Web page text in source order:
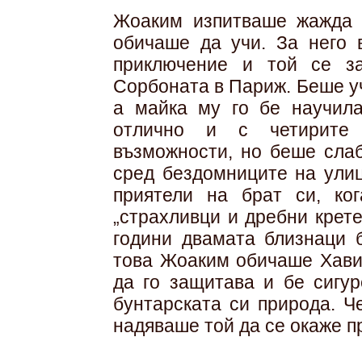
Жоаким изпитваше жажда
обичаше да учи. За него
приключение и той се
Сорбоната в Париж. Беше
а майка му го бе
отлично и с
възможности, но беше
сред бездомниците на
приятели на брат си,
„страхливци и дребни
години двамата близнаци
това Жоаким обичаше
да го защитава и бе
бунтарската си природа.
надяваше той да се окаже